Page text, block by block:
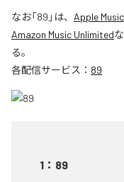
なお「89 」は、 Apple Music
Amazon Music Unlimited
る。
各配信サービス： 89
1 ： 89